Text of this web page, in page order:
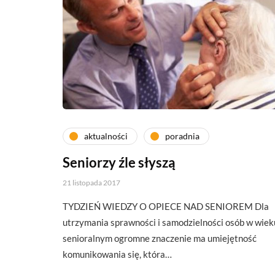
aktualności poradnia
Seniorzy źle słyszą
21 listopada 2017
TYDZIEŃ WIEDZY O OPIECE NAD SENIOREM Dla
utrzymania sprawności i samodzielności osób w
senioralnym ogromne znaczenie ma umiejętność
komunikowania się, która…